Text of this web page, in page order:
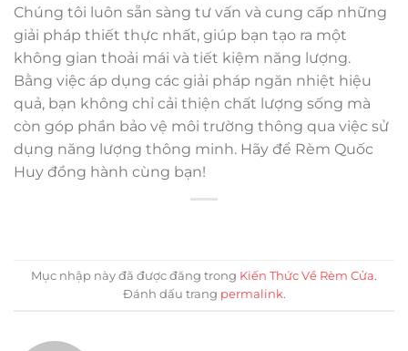
Chúng tôi luôn sẵn sàng tư vấn và cung cấp những
giải pháp thiết thực nhất, giúp bạn tạo ra một
không gian thoải mái và tiết kiệm năng lượng.
Bằng việc áp dụng các giải pháp ngăn nhiệt hiệu
quả, bạn không chỉ cải thiện chất lượng sống mà
còn góp phần bảo vệ môi trường thông qua việc sử
dụng năng lượng thông minh. Hãy để Rèm Quốc
Huy đồng hành cùng bạn!
Mục nhập này đã được đăng trong Kiến Thức Về Rèm Cửa.
Đánh dấu trang permalink.